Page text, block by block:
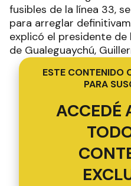
fusibles de la línea 33,
para arreglar
explicó el presidente
de Gualeguaychú,
ESTE CONTENIDO
PARA
ACCEDÉ